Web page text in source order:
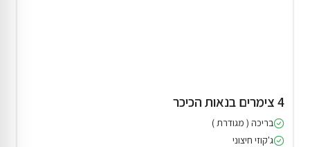
4 צימרים בנאות הכיכר
בריכה ( מגודרת )
ג'קוזי חיצוני